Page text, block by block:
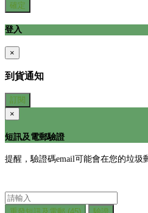
確定
登入
×
到貨通知
訂閱
×
短訊及電郵驗證
提醒，驗證碼email可能會在您的垃圾